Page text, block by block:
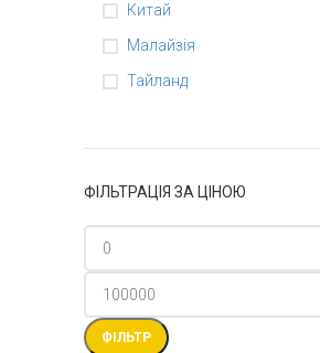
Китай
Малайзія
Тайланд
ФІЛЬТРАЦІЯ ЗА ЦІНОЮ
Мінімальна
ціна
Найбільша
ціна
ФІЛЬТР